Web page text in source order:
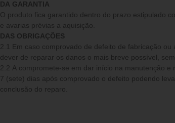
DA GARANTIA
O produto fica garantido dentro do prazo estipulado
e avarias prévias a aquisição.
DAS OBRIGAÇÕES
2.1 Em caso comprovado de defeito de fabricação ou
dever de reparar os danos o mais breve possível,
2.2 A compromete-se em dar início na manutenção e reparos num período de até
7 (sete) dias após comprovado o defeito podendo
conclusão do reparo.